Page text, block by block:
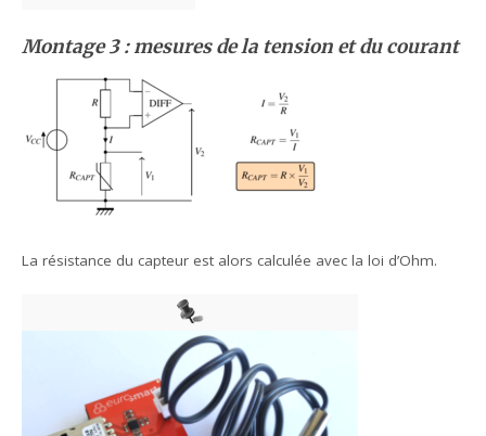
Montage 3 : mesures de la tension et du courant
La résistance du capteur est alors calculée avec la loi d’Ohm.